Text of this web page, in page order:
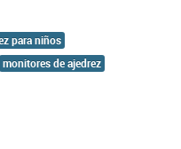
para niños
monitores de ajedrez